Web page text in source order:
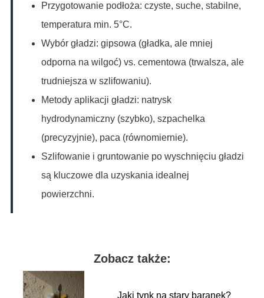
Przygotowanie podłoża: czyste, suche, stabilne,
temperatura min. 5°C.
Wybór gładzi: gipsowa (gładka, ale mniej
odporna na wilgoć) vs. cementowa (trwalsza, ale
trudniejsza w szlifowaniu).
Metody aplikacji gładzi: natrysk
hydrodynamiczny (szybko), szpachelka
(precyzyjnie), paca (równomiernie).
Szlifowanie i gruntowanie po wyschnięciu gładzi
są kluczowe dla uzyskania idealnej
powierzchni.
Zobacz także:
Jaki tynk na stary baranek?